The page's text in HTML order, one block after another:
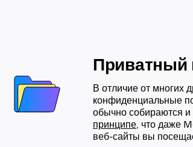
Приватный
В отличие от многих
конфиденциальные
обычно собираются
принципе, что даже
веб-сайты вы